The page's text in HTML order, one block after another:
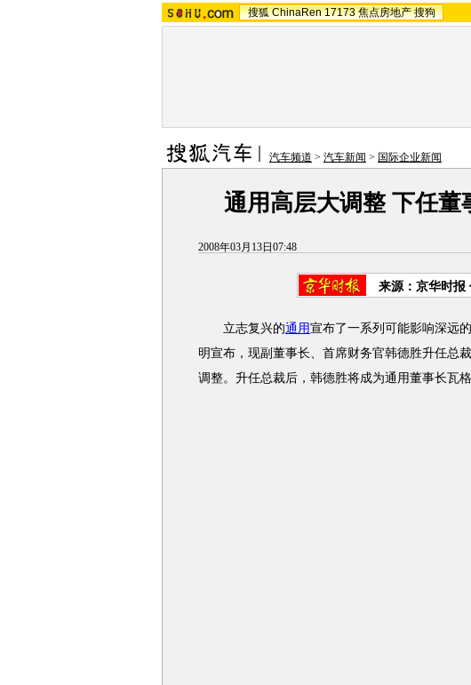
搜狐 ChinaRen 17173 焦点房地产 搜狗
汽车频道 > 汽车新闻 > 国际企业新闻
通用高层大调整 下任董
2008年03月13日07:48
来源：京华时报
立志复兴的通用宣布了一系列可能影响深远
明宣布，现副董事长、首席财务官韩德胜升任总
调整。升任总裁后，韩德胜将成为通用董事长瓦